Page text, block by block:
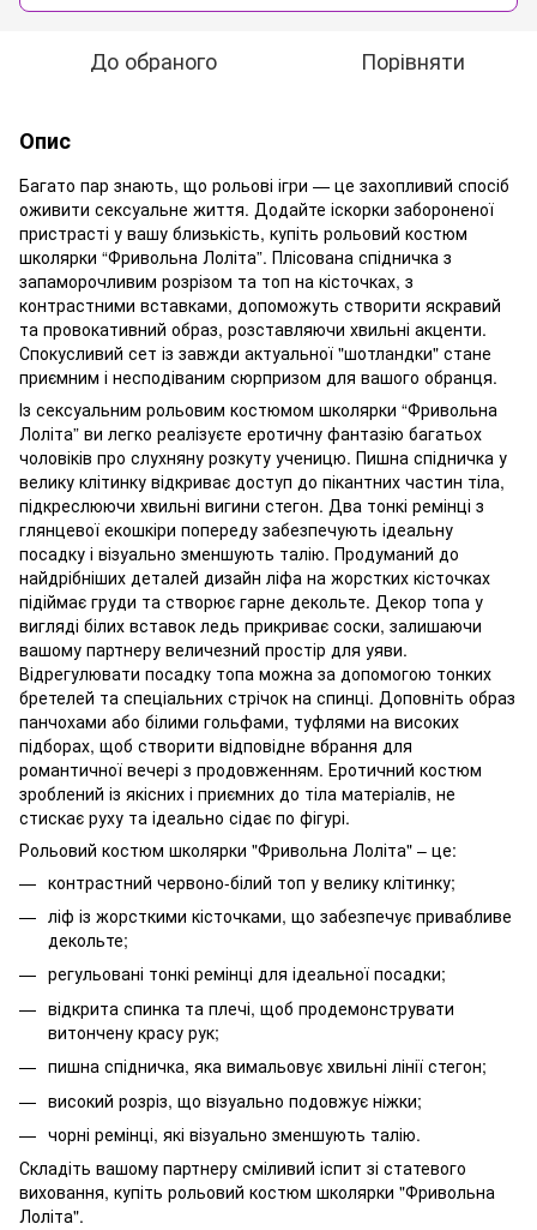
До обраного Порівняти
Опис
Багато пар знають, що рольові ігри — це захопливий спосіб
оживити сексуальне життя. Додайте іскорки забороненої
пристрасті у вашу близькість, купіть рольовий костюм
школярки “Фривольна Лоліта”. Плісована спідничка з
запаморочливим розрізом та топ на кісточках, з
контрастними вставками, допоможуть створити яскравий
та провокативний образ, розставляючи хвильні акценти.
Спокусливий сет із завжди актуальної "шотландки" стане
приємним і несподіваним сюрпризом для вашого обранця.
Із сексуальним рольовим костюмом школярки “Фривольна
Лоліта” ви легко реалізуєте еротичну фантазію багатьох
чоловіків про слухняну розкуту ученицю. Пишна спідничка у
велику клітинку відкриває доступ до пікантних частин тіла,
підкреслюючи хвильні вигини стегон. Два тонкі ремінці з
глянцевої екошкіри попереду забезпечують ідеальну
посадку і візуально зменшують талію. Продуманий до
найдрібніших деталей дизайн ліфа на жорстких кісточках
підіймає груди та створює гарне декольте. Декор топа у
вигляді білих вставок ледь прикриває соски, залишаючи
вашому партнеру величезний простір для уяви.
Відрегулювати посадку топа можна за допомогою тонких
бретелей та спеціальних стрічок на спинці. Доповніть образ
панчохами або білими гольфами, туфлями на високих
підборах, щоб створити відповідне вбрання для
романтичної вечері з продовженням. Еротичний костюм
зроблений із якісних і приємних до тіла матеріалів, не
стискає руху та ідеально сідає по фігурі.
Рольовий костюм школярки "Фривольна Лоліта" – це:
контрастний червоно-білий топ у велику клітинку;
ліф із жорсткими кісточками, що забезпечує привабливе
декольте;
регульовані тонкі ремінці для ідеальної посадки;
відкрита спинка та плечі, щоб продемонструвати
витончену красу рук;
пишна спідничка, яка вимальовує хвильні лінії стегон;
високий розріз, що візуально подовжує ніжки;
чорні ремінці, які візуально зменшують талію.
Складіть вашому партнеру сміливий іспит зі статевого
виховання, купіть рольовий костюм школярки "Фривольна
Лоліта".